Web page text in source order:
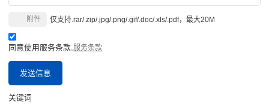
仅支持.rar/.zip/.jpg/.png/.gif/.doc/.xls/.pdf，最大20M
附件
同意使用服务条款,服务条款
发送信息
关键词